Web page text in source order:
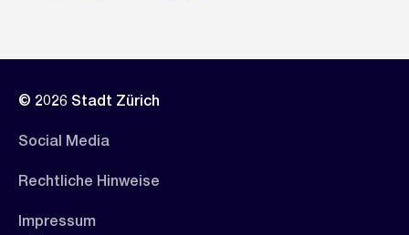
© 2026 Stadt Zürich
Social Media
Rechtliche Hinweise
Impressum